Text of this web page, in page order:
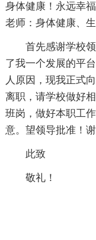
身体健康！永远幸
老师：身体健康、
首先感谢学校
了我一个发展的平
人原因，现我正式
离职，请学校做好
班岗，做好本职工
意。望领导批准！
此致
敬礼！